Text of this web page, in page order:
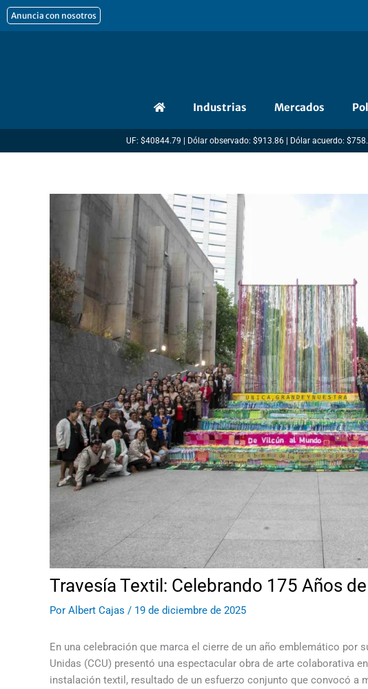
al
Anuncia con nosotros
Industrias Mercados
UF: $40844.79 | Dólar observado: $913.86 | Dólar acuerdo:
Travesía Textil: Celebrando 175 Años de
Por Albert Cajas / 19 de diciembre de 2025
En una celebración que marca el cierre de un año emblemático por
Unidas (CCU) presentó una espectacular obra de arte colaborativa
instalación textil, resultado de un esfuerzo conjunto que convocó a